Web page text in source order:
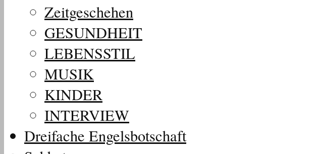
Zeitgeschehen
GESUNDHEIT
LEBENSSTIL
MUSIK
KINDER
INTERVIEW
Dreifache Engelsbotschaft